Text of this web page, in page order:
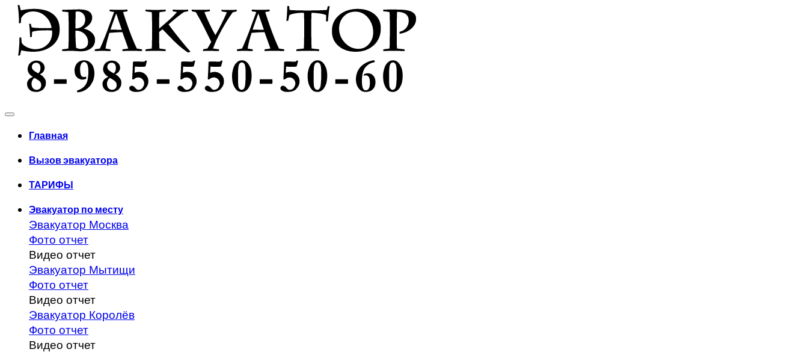
Главная
Вызов эвакуатора
ТАРИФЫ
Эвакуатор по месту
Эвакуатор Москва
Фото отчет
Видео отчет
Эвакуатор Мытищи
Фото отчет
Видео отчет
Эвакуатор Королёв
Фото отчет
Видео отчет